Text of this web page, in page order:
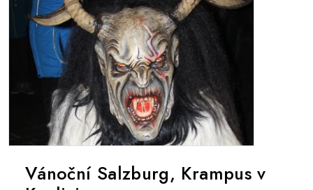
Vánoční Salzburg, Krampus v